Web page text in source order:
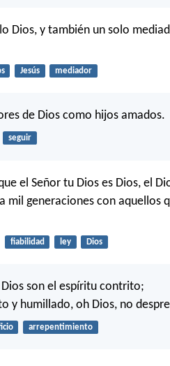
Dios, y también un solo
Jesús mediador
de Dios como hijos amados.
seguir
el Señor tu Dios es Dios, el
mil generaciones con aquellos
fiabilidad ley Dios
son el espíritu contrito;
y humillado, oh Dios, no
arrepentimiento